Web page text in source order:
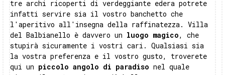
tre archi ricoperti di verdeggiante edera potrete
infatti servire sia il vostro banchetto che
l'aperitivo all'insegna della raffinatezza. Villa
del Balbianello è davvero un luogo magico, che
stupirà sicuramente i vostri cari. Qualsiasi sia
la vostra preferenza e il vostro gusto, troverete
qui un piccolo angolo di paradiso nel quale